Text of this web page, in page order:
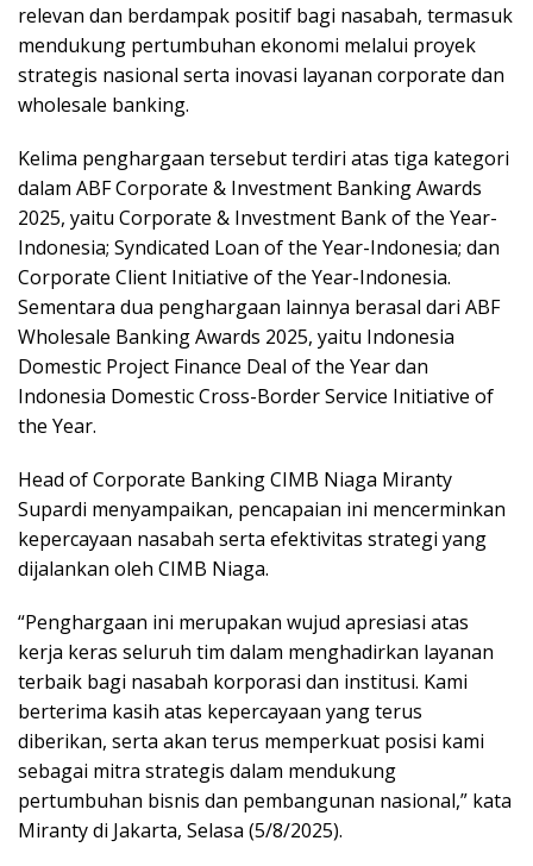
relevan dan berdampak positif bagi nasabah, termasuk
mendukung pertumbuhan ekonomi melalui proyek
strategis nasional serta inovasi layanan corporate dan
wholesale banking.
Kelima penghargaan tersebut terdiri atas tiga kategori
dalam ABF Corporate & Investment Banking Awards
2025, yaitu Corporate & Investment Bank of the Year-
Indonesia; Syndicated Loan of the Year-Indonesia; dan
Corporate Client Initiative of the Year-Indonesia.
Sementara dua penghargaan lainnya berasal dari ABF
Wholesale Banking Awards 2025, yaitu Indonesia
Domestic Project Finance Deal of the Year dan
Indonesia Domestic Cross-Border Service Initiative of
the Year.
Head of Corporate Banking CIMB Niaga Miranty
Supardi menyampaikan, pencapaian ini mencerminkan
kepercayaan nasabah serta efektivitas strategi yang
dijalankan oleh CIMB Niaga.
“Penghargaan ini merupakan wujud apresiasi atas
kerja keras seluruh tim dalam menghadirkan layanan
terbaik bagi nasabah korporasi dan institusi. Kami
berterima kasih atas kepercayaan yang terus
diberikan, serta akan terus memperkuat posisi kami
sebagai mitra strategis dalam mendukung
pertumbuhan bisnis dan pembangunan nasional,” kata
Miranty di Jakarta, Selasa (5/8/2025).